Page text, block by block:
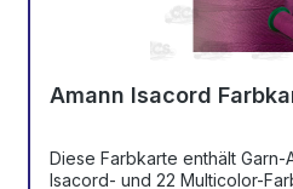
Amann Isacord
Diese Farbkarte enthält Garn-
Isacord- und 22 Multicolor-